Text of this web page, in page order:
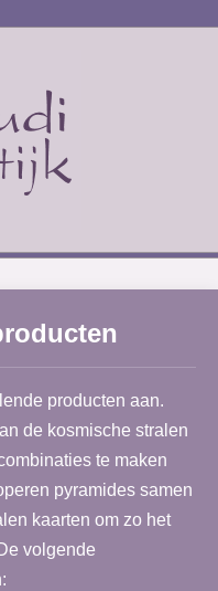
producten aan.
de kosmische stralen
te maken
pyramides samen
kaarten om zo het
volgende